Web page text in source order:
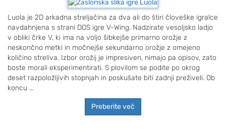
Luola je 2D arkadna streljačina za dva ali do štiri človeške igralce
navdahnjena s strani DOS igre V-Wing. Nadzirate vesoljsko ladjo
v obliki črke V, ki ima na voljo šibkejše primarno orožje z
neskončno metki in močnejše sekundarno orožje z omejeno
količino streliva. Izbor orožij je impresiven, nimajo pa opisov, zato
boste morali eksperimentirati. S plovilom se podite po okrog
deset razpoložljivih stopnjah in poskušate biti zadnji preživeli. Ob
koncu ...
Preberite več